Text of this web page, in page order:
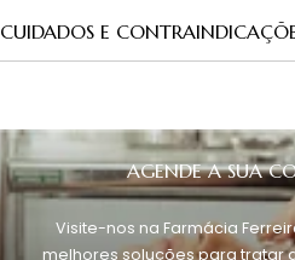
CUIDADOS E
AGENDE A SUA
Visite-nos na Farmácia
melhores soluções para tratar